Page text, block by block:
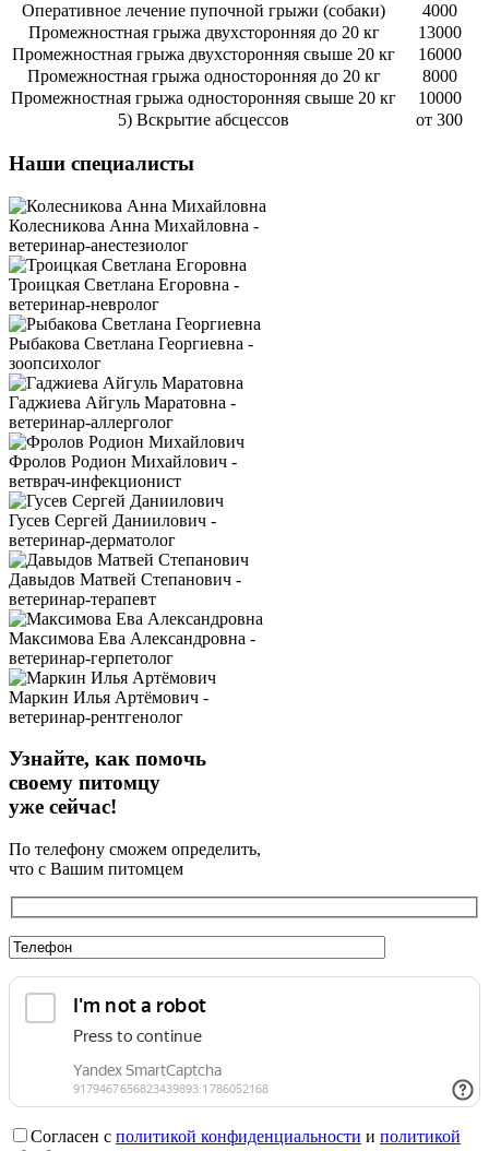
Оперативное лечение пупочной грыжи (собаки)
4000
Промежностная грыжа двухсторонняя до 20 кг
13000
Промежностная грыжа двухсторонняя свыше 20 кг
16000
Промежностная грыжа односторонняя до 20 кг
8000
Промежностная грыжа односторонняя свыше 20 кг
10000
5) Вскрытие абсцессов
от 300
Наши специалисты
Колесникова Анна Михайловна -
ветеринар-анестезиолог
Троицкая Светлана Егоровна -
ветеринар-невролог
Рыбакова Светлана Георгиевна -
зоопсихолог
Гаджиева Айгуль Маратовна -
ветеринар-аллерголог
Фролов Родион Михайлович -
ветврач-инфекционист
Гусев Сергей Даниилович -
ветеринар-дерматолог
Давыдов Матвей Степанович -
ветеринар-терапевт
Максимова Ева Александровна -
ветеринар-герпетолог
Маркин Илья Артёмович -
ветеринар-рентгенолог
Узнайте, как помочь
своему питомцу
уже сейчас!
По телефону сможем определить,
что с Вашим питомцем
Согласен с политикой конфиденциальности и политикой